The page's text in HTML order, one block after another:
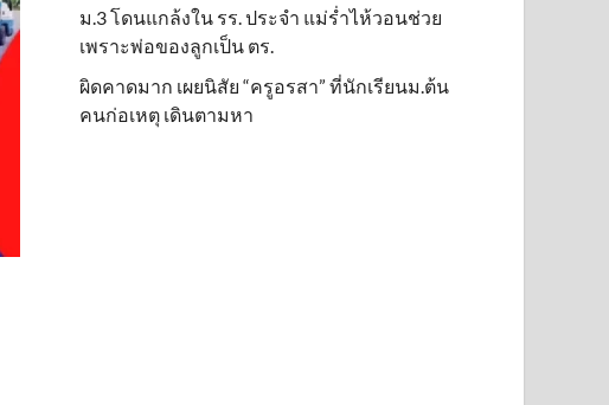
ม.3 โดนแกล้งใน รร. ประจำ แม่ร่ำไห้วอนช่วย
เพราะพ่อของลูกเป็น ตร.
ผิดคาดมาก เผยนิสัย “ครูอรสา” ที่นักเรียนม.ต้น
คนก่อเหตุ เดินตามหา